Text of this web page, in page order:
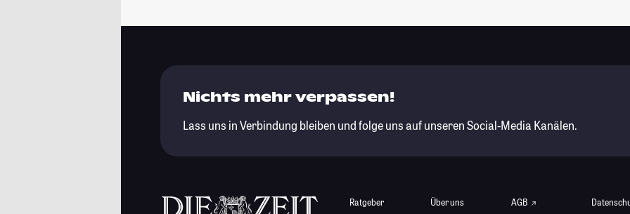
Nichts mehr verpassen!
Lass uns in Verbindung bleiben und folge uns auf unseren Social-Media Kanälen.
Ratgeber Über uns AGB